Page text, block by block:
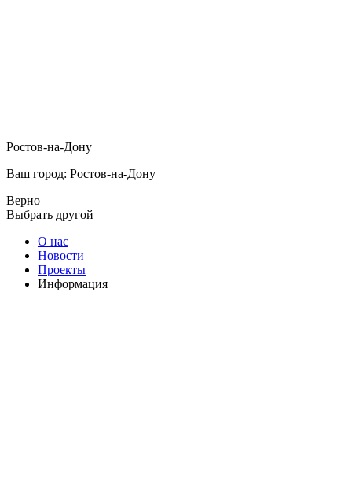
Ростов-на-Дону
Ваш город: Ростов-на-Дону
Верно
Выбрать другой
О нас
Новости
Проекты
Информация